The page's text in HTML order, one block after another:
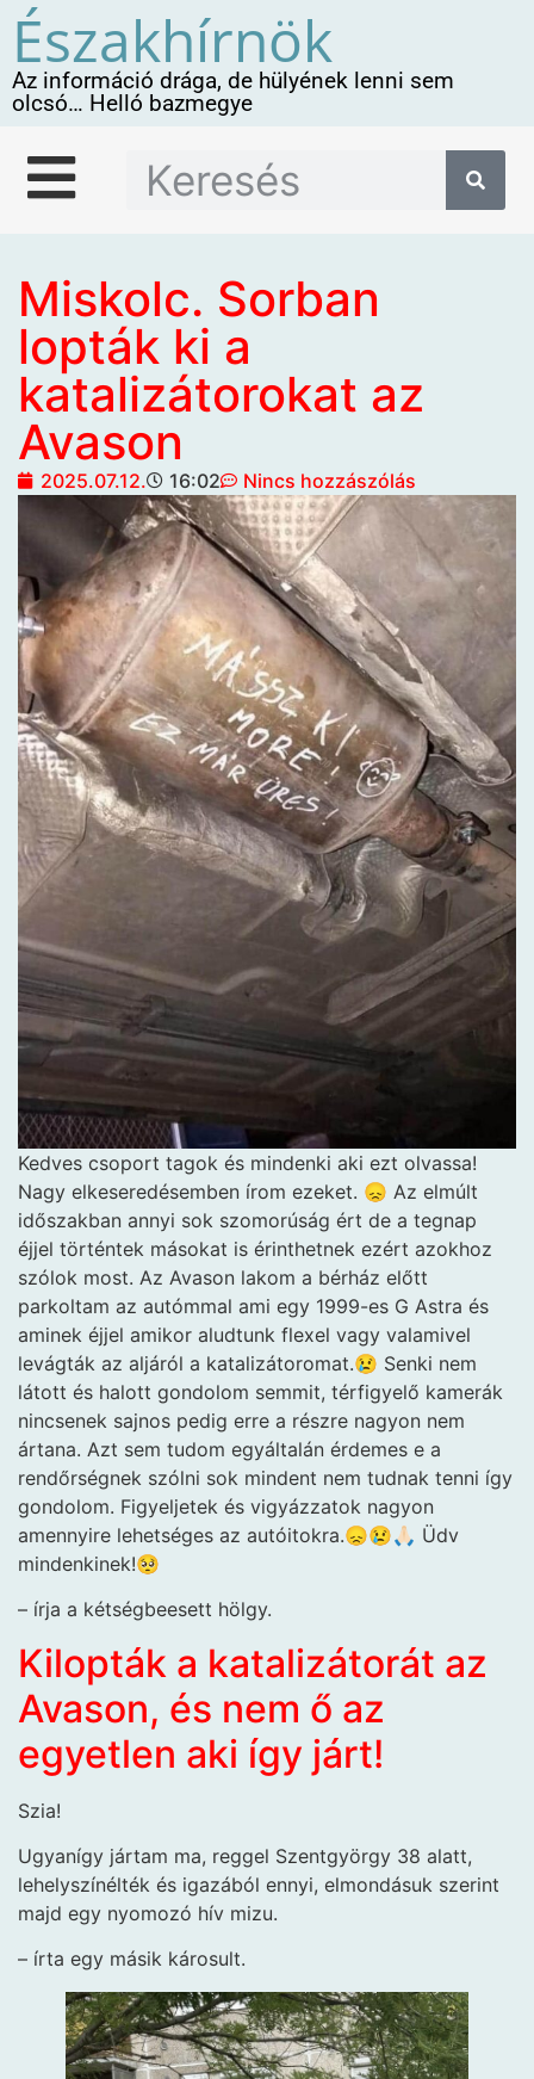
Északhírnök
Az információ drága, de hülyének lenni sem
olcsó… Helló bazmegye
Miskolc. Sorban
lopták ki a
katalizátorokat az
Avason
2025.07.12. 16:02 Nincs hozzászólás
Kedves csoport tagok és mindenki aki ezt olvassa!
Nagy elkeseredésemben írom ezeket. 😞 Az elmúlt
időszakban annyi sok szomorúság ért de a tegnap
éjjel történtek másokat is érinthetnek ezért azokhoz
szólok most. Az Avason lakom a bérház előtt
parkoltam az autómmal ami egy 1999-es G Astra és
aminek éjjel amikor aludtunk flexel vagy valamivel
levágták az aljáról a katalizátoromat.😢 Senki nem
látott és halott gondolom semmit, térfigyelő kamerák
nincsenek sajnos pedig erre a részre nagyon nem
ártana. Azt sem tudom egyáltalán érdemes e a
rendőrségnek szólni sok mindent nem tudnak tenni így
gondolom. Figyeljetek és vigyázzatok nagyon
amennyire lehetséges az autóitokra.😞😢🙏🏻 Üdv
mindenkinek!🥺
– írja a kétségbeesett hölgy.
Kilopták a katalizátorát az
Avason, és nem ő az
egyetlen aki így járt!
Szia!
Ugyanígy jártam ma, reggel Szentgyörgy 38 alatt,
lehelyszínélték és igazából ennyi, elmondásuk szerint
majd egy nyomozó hív mizu.
– írta egy másik károsult.